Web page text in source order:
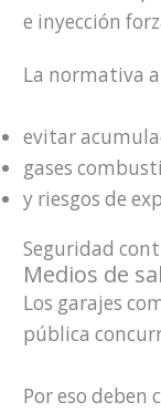
e inyección
La normativa
evitar
gases
y riesgos de
Seguridad
Medios de
Los garajes
pública
Por eso deben